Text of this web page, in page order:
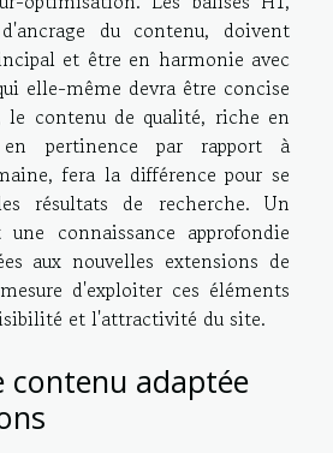
du contenu, doivent
et être en harmonie avec
elle-même devra être concise
le contenu de qualité, riche en
pertinence par rapport à
fera la différence pour se
résultats de recherche. Un
connaissance approfondie
aux nouvelles extensions de
d'exploiter ces éléments
et l'attractivité du site.
contenu adaptée